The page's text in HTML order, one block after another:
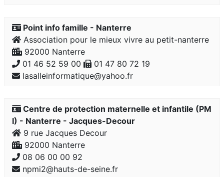
Point info famille - Nanterre
Association pour le mieux vivre au petit-nanterre
92000 Nanterre
01 46 52 59 00
01 47 80 72 19
lasalleinformatique@yahoo.fr
Centre de protection maternelle et infantile (PM
I) - Nanterre - Jacques-Decour
9 rue Jacques Decour
92000 Nanterre
08 06 00 00 92
npmi2@hauts-de-seine.fr